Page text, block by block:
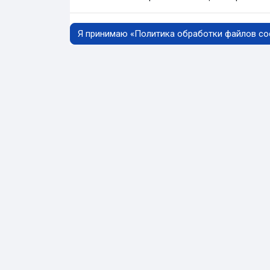
Я принимаю «Политика обработки файлов